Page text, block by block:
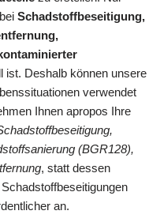
Schadstoffbeseitigung,
ist. Deshalb können unsere
verwendet
Ihnen apropos Ihre
(BGR128),
, statt dessen
an.